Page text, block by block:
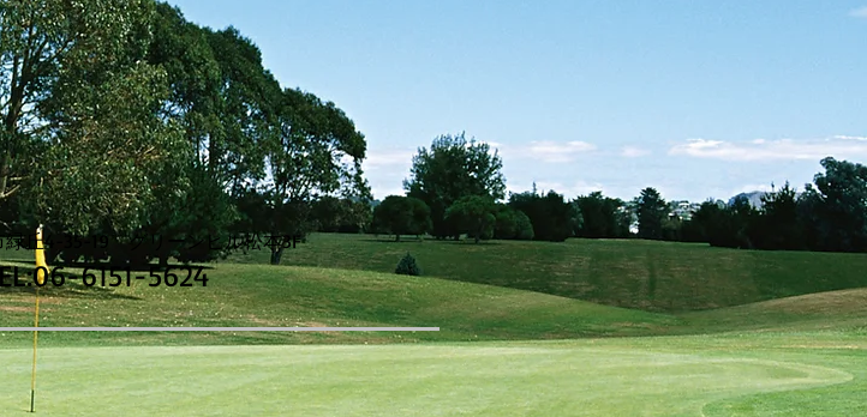
緑丘4-35-19 グリーンヒル松本3F
6151-5624​